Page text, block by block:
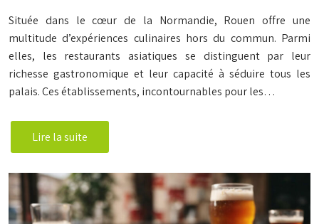
Située dans le cœur de la Normandie, Rouen offre une
multitude d’expériences culinaires hors du commun. Parmi
elles, les restaurants asiatiques se distinguent par leur
richesse gastronomique et leur capacité à séduire tous les
palais. Ces établissements, incontournables pour les…
Lire la suite